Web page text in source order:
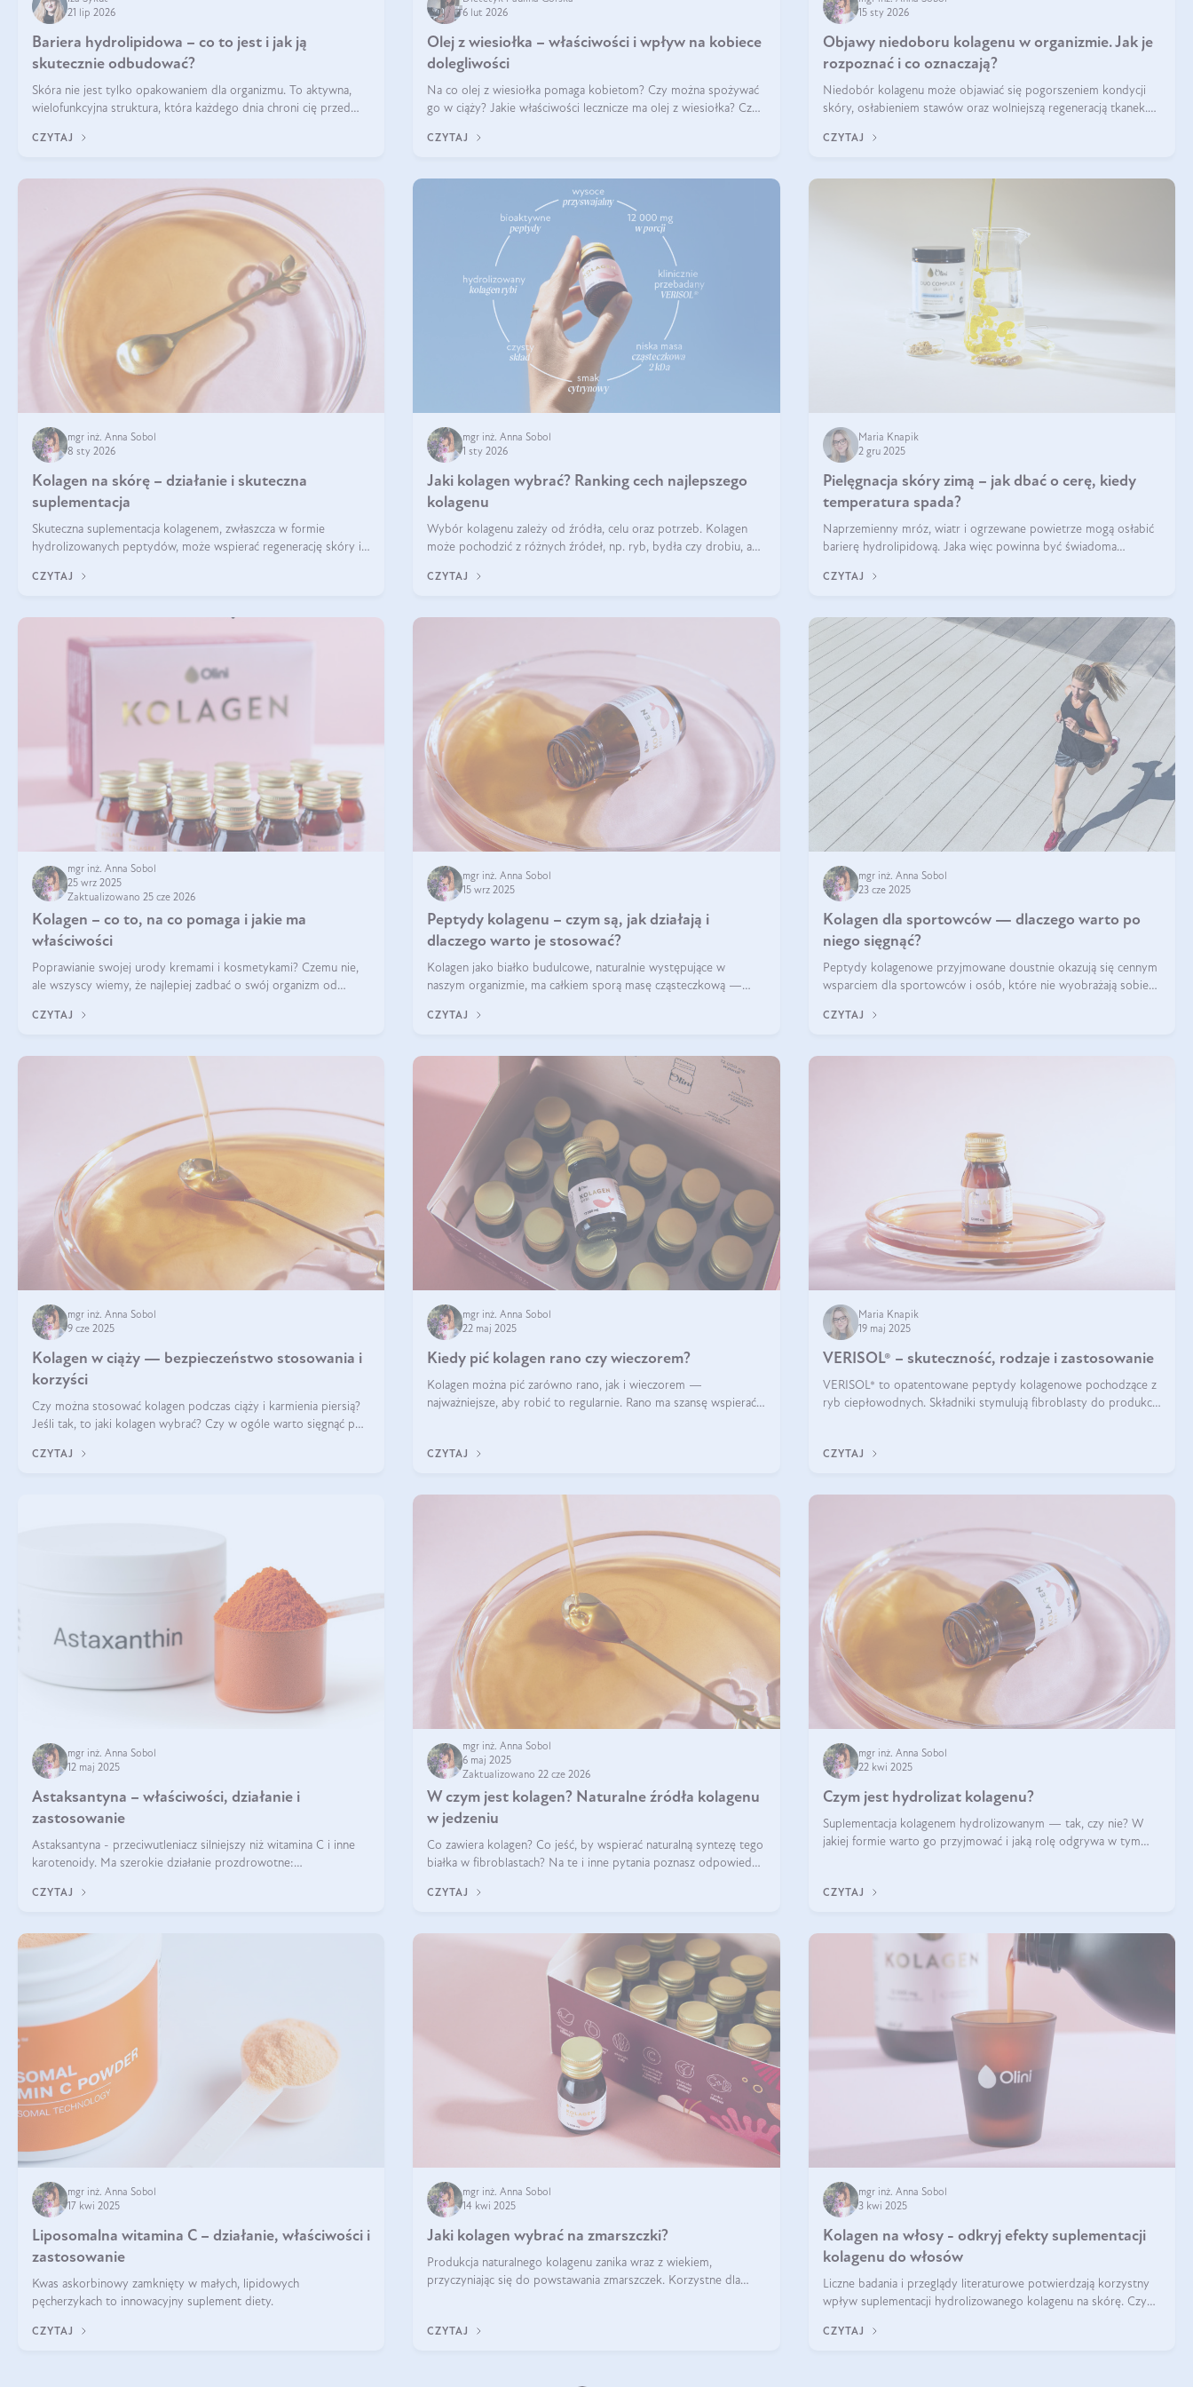
21 lip 2026
Bariera hydrolipidowa – co to jest i jak ją
skutecznie odbudować?
Skóra nie jest tylko opakowaniem dla organizmu. To aktywna,
wielofunkcyjna struktura, która każdego dnia chroni cię przed
środowiskowymi. Jednym z jej kluczowych elementów jest
CZYTAJ
6 lut 2026
Olej z wiesiołka – właściwości i wpływ na kobiece
dolegliwości
Na co olej z wiesiołka pomaga kobietom? Czy można spożywać
go w ciąży? Jakie właściwości lecznicze ma olej z wiesiołka? Czy
efekty? Jaka jes
CZYTAJ
15 sty 2026
Objawy niedoboru kolagenu w organizmie. Jak je
rozpoznać i co oznaczają?
Niedobór kolagenu może objawiać się pogorszeniem kondycji
skóry, osłabieniem stawów oraz wolniejszą regeneracją tkanek.
skóry, bóle stawów, łamliwość paznokci oraz osłabienie włosów.
CZYTAJ
mgr inż. Anna Sobol
8 sty 2026
Kolagen na skórę – działanie i skuteczna
suplementacja
Skuteczna suplementacja kolagenem, zwłaszcza w formie
hydrolizowanych peptydów, może wspierać regenerację skóry i
regularnością stosowania.
CZYTAJ
mgr inż. Anna Sobol
1 sty 2026
Jaki kolagen wybrać? Ranking cech najlepszego
kolagenu
Wybór kolagenu zależy od źródła, celu oraz potrzeb. Kolagen
może pochodzić z różnych źródeł, np. ryb, bydła czy drobiu, a
sprawdza się kolagen rybi, a dla wspierania stawów — kolagen
CZYTAJ
Maria Knapik
2 gru 2025
Pielęgnacja skóry zimą – jak dbać o cerę, kiedy
temperatura spada?
Naprzemienny mróz, wiatr i ogrzewane powietrze mogą osłabić
barierę hydrolipidową. Jaka więc powinna być świadoma
CZYTAJ
mgr inż. Anna Sobol
25 wrz 2025
Zaktualizowano 25 cze 2026
Kolagen – co to, na co pomaga i jakie ma
właściwości
Poprawianie swojej urody kremami i kosmetykami? Czemu nie,
ale wszyscy wiemy, że najlepiej zadbać o swój organizm od
zewnętrzny prezentował się zdrowo i atrakcyjnie. Stosowanie
CZYTAJ
mgr inż. Anna Sobol
15 wrz 2025
Peptydy kolagenu – czym są, jak działają i
dlaczego warto je stosować?
Kolagen jako białko budulcowe, naturalnie występujące w
naszym organizmie, ma całkiem sporą masę cząsteczkową —
formie, byłby trudno strawialny. Aby był lepiej przyswajalny i
CZYTAJ
mgr inż. Anna Sobol
23 cze 2025
Kolagen dla sportowców — dlaczego warto po
niego sięgnąć?
Peptydy kolagenowe przyjmowane doustnie okazują się cennym
wsparciem dla sportowców i osób, które nie wyobrażają sobie
CZYTAJ
mgr inż. Anna Sobol
9 cze 2025
Kolagen w ciąży — bezpieczeństwo stosowania i
korzyści
Czy można stosować kolagen podczas ciąży i karmienia piersią?
Jeśli tak, to jaki kolagen wybrać? Czy w ogóle warto sięgnąć po
CZYTAJ
mgr inż. Anna Sobol
22 maj 2025
Kiedy pić kolagen rano czy wieczorem?
Kolagen można pić zarówno rano, jak i wieczorem —
najważniejsze, aby robić to regularnie. Rano ma szansę wspierać
CZYTAJ
Maria Knapik
19 maj 2025
VERISOL® – skuteczność, rodzaje i zastosowanie
VERISOL® to opatentowane peptydy kolagenowe pochodzące z
ryb ciepłowodnych. Składniki stymulują fibroblasty do produkcji
komórek skóry.
CZYTAJ
mgr inż. Anna Sobol
12 maj 2025
Astaksantyna – właściwości, działanie i
zastosowanie
Astaksantyna - przeciwutleniacz silniejszy niż witamina C i inne
karotenoidy. Ma szerokie działanie prozdrowotne:
CZYTAJ
mgr inż. Anna Sobol
6 maj 2025
Zaktualizowano 22 cze 2026
W czym jest kolagen? Naturalne źródła kolagenu
w jedzeniu
Co zawiera kolagen? Co jeść, by wspierać naturalną syntezę tego
białka w fibroblastach? Na te i inne pytania poznasz odpowiedź
CZYTAJ
mgr inż. Anna Sobol
22 kwi 2025
Czym jest hydrolizat kolagenu?
Suplementacja kolagenem hydrolizowanym — tak, czy nie? W
jakiej formie warto go przyjmować i jaką rolę odgrywa w tym
CZYTAJ
mgr inż. Anna Sobol
17 kwi 2025
Liposomalna witamina C – działanie, właściwości i
zastosowanie
Kwas askorbinowy zamknięty w małych, lipidowych
pęcherzykach to innowacyjny suplement diety.
CZYTAJ
mgr inż. Anna Sobol
14 kwi 2025
Jaki kolagen wybrać na zmarszczki?
Produkcja naturalnego kolagenu zanika wraz z wiekiem,
przyczyniając się do powstawania zmarszczek. Korzystne dla
CZYTAJ
mgr inż. Anna Sobol
3 kwi 2025
Kolagen na włosy - odkryj efekty suplementacji
kolagenu do włosów
Liczne badania i przeglądy literaturowe potwierdzają korzystny
wpływ suplementacji hydrolizowanego kolagenu na skórę. Czy
CZYTAJ